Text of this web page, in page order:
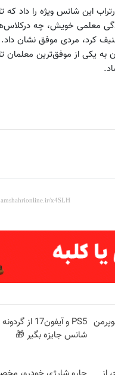
این شانس ویژه را داد
معلمی خویش، چه
کرد، مردی موفق نشان
به یکی از موفق‌ترین
PS5 و آیفون17 از گردونه
شانس جایزه بگیر 🎁